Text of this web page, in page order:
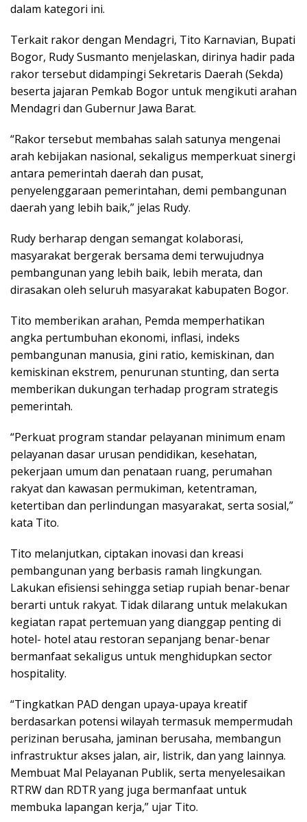
dalam kategori ini.
Terkait rakor dengan Mendagri, Tito Karnavian, Bupati
Bogor, Rudy Susmanto menjelaskan, dirinya hadir pada
rakor tersebut didampingi Sekretaris Daerah (Sekda)
beserta jajaran Pemkab Bogor untuk mengikuti arahan
Mendagri dan Gubernur Jawa Barat.
“Rakor tersebut membahas salah satunya mengenai
arah kebijakan nasional, sekaligus memperkuat sinergi
antara pemerintah daerah dan pusat,
penyelenggaraan pemerintahan, demi pembangunan
daerah yang lebih baik,” jelas Rudy.
Rudy berharap dengan semangat kolaborasi,
masyarakat bergerak bersama demi terwujudnya
pembangunan yang lebih baik, lebih merata, dan
dirasakan oleh seluruh masyarakat kabupaten Bogor.
Tito memberikan arahan, Pemda memperhatikan
angka pertumbuhan ekonomi, inflasi, indeks
pembangunan manusia, gini ratio, kemiskinan, dan
kemiskinan ekstrem, penurunan stunting, dan serta
memberikan dukungan terhadap program strategis
pemerintah.
“Perkuat program standar pelayanan minimum enam
pelayanan dasar urusan pendidikan, kesehatan,
pekerjaan umum dan penataan ruang, perumahan
rakyat dan kawasan permukiman, ketentraman,
ketertiban dan perlindungan masyarakat, serta sosial,”
kata Tito.
Tito melanjutkan, ciptakan inovasi dan kreasi
pembangunan yang berbasis ramah lingkungan.
Lakukan efisiensi sehingga setiap rupiah benar-benar
berarti untuk rakyat. Tidak dilarang untuk melakukan
kegiatan rapat pertemuan yang dianggap penting di
hotel- hotel atau restoran sepanjang benar-benar
bermanfaat sekaligus untuk menghidupkan sector
hospitality.
“Tingkatkan PAD dengan upaya-upaya kreatif
berdasarkan potensi wilayah termasuk mempermudah
perizinan berusaha, jaminan berusaha, membangun
infrastruktur akses jalan, air, listrik, dan yang lainnya.
Membuat Mal Pelayanan Publik, serta menyelesaikan
RTRW dan RDTR yang juga bermanfaat untuk
membuka lapangan kerja,” ujar Tito.